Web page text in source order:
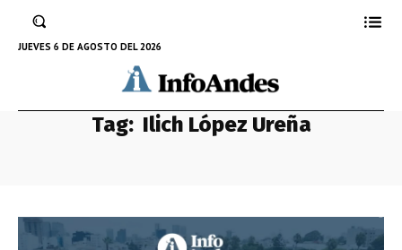
JUEVES 6 DE AGOSTO DEL 2026
Tag: Ilich López Ureña